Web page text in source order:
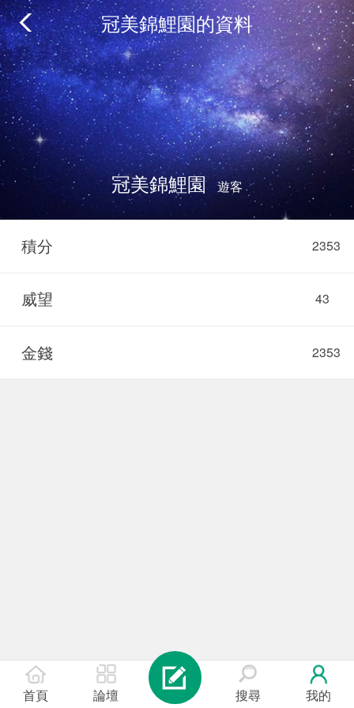
冠美錦鯉園的資料
冠美錦鯉園 遊客
2353
積分
43
威望
2353
金錢
首頁 論壇 搜尋 我的